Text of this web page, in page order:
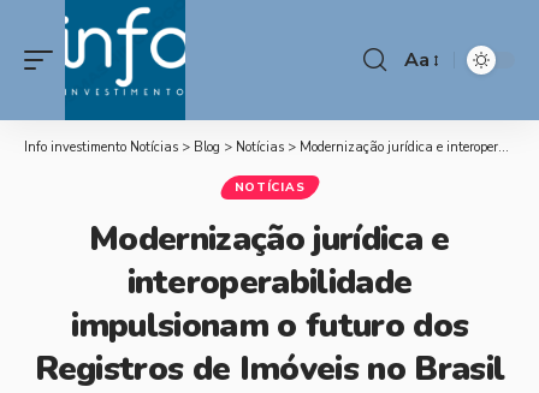
Aa
Info investimento Notícias > Blog > Notícias > Modernização jurídica e interoperabilidade impulsionam o futuro dos Registros de Imóveis no Brasil
NOTÍCIAS
Modernização jurídica e
interoperabilidade
impulsionam o futuro dos
Registros de Imóveis no Brasil